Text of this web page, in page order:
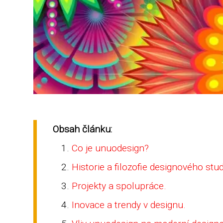
Obsah článku:
Co je unuodesign?
Historie a filozofie designového
Projekty a spolupráce.
Inovace a trendy v designu.